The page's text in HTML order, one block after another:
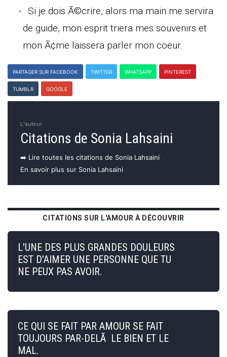
Si je dois Ã©crire, alors ma main me servira
de guide, mon esprit triera mes souvenirs et
mon Ã¢me laissera parler mon coeur.
PARTAGER SUR FACEBOOK TWITTER WHATSAPP PINTEREST
TUMBLR GOOGLE
L'auteur
Citations de Sonia Lahsaini
➡️ Lire toutes les citations de Sonia Lahsaini
En savoir plus sur Sonia Lahsaini
CITATIONS SUR L'AMOUR À DÉCOUVRIR
L'UNE DES PLUS GRANDES DOULEURS
EST D'AIMER UNE PERSONNE QUE TU
NE PEUX PAS AVOIR.
CE QUI SE FAIT PAR AMOUR SE FAIT
TOUJOURS PAR-DELÃ LE BIEN ET LE
MAL.